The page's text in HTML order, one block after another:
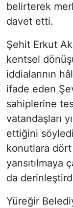
belirterek
davet etti.
Şehit Erkut
kentsel
iddialarının
ifade eden
sahiplerine
vatandaşları
ettiğini
konutlara dört
yansıtılmaya
da
Yüreğir